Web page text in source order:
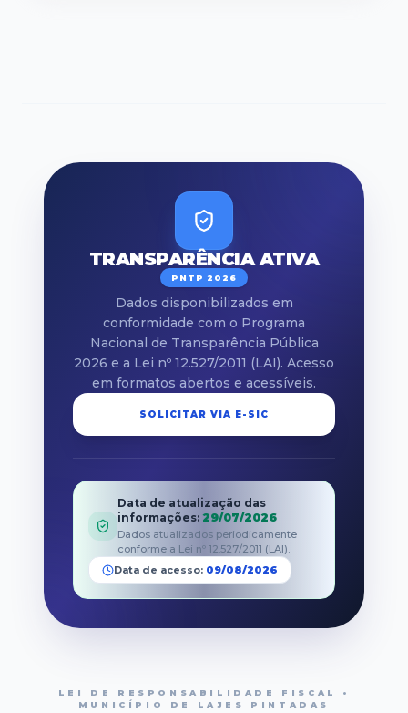
TRANSPARÊNCIA ATIVA
PNTP 2026
Dados disponibilizados em
conformidade com o Programa
Nacional de Transparência Pública
2026 e a Lei nº 12.527/2011 (LAI). Acesso
em formatos abertos e acessíveis.
SOLICITAR VIA E-SIC
Data de atualização das
informações: 29/07/2026
Dados atualizados periodicamente
conforme a Lei nº 12.527/2011 (LAI).
Data de acesso: 09/08/2026
LEI DE RESPONSABILIDADE FISCAL •
MUNICÍPIO DE LAJES PINTADAS